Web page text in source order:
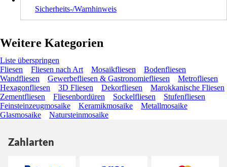
Sicherheits-/Warnhinweis
Weitere Kategorien
Liste überspringen
Fliesen
Fliesen nach Art Mosaikfliesen
Bodenfliesen
Wandfliesen
Gewerbefliesen & Gastronomiefliesen
Metrofliesen
Hexagonfliesen
3D Fliesen Dekorfliesen
Marokkanische Fliesen
Zementfliesen
Fliesenbordüren Sockelfliesen
Stufenfliesen
Feinsteinzeugmosaike
Keramikmosaike
Metallmosaike
Glasmosaike
Natursteinmosaike
Zahlarten